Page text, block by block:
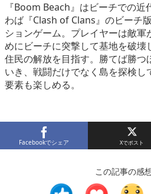
『Boom Beach』はビーチでの
わば『Clash of Clans』のビーチ
ションゲーム。プレイヤーは敵軍
めにビーチに突撃して基地を破
住民の解放を目指す。勝てば勝つ
いき、戦闘だけでなく島を探検し
要素も楽しめる。
Facebookでシェア
この記事の感